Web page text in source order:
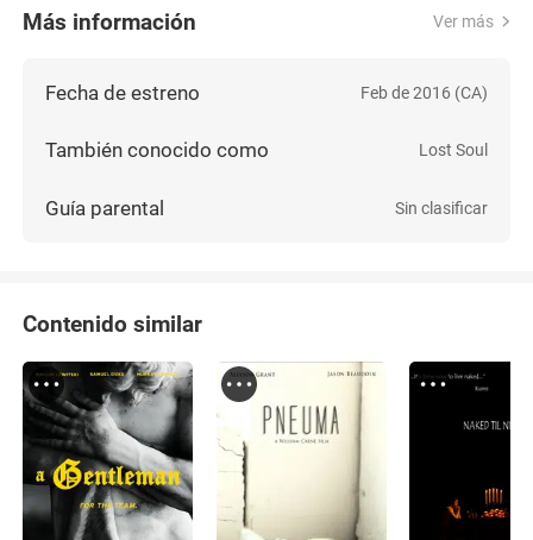
Más información Ver más
Fecha de estreno Feb de 2016 (CA)
También conocido como Lost Soul
Guía parental Sin clasificar
Contenido similar